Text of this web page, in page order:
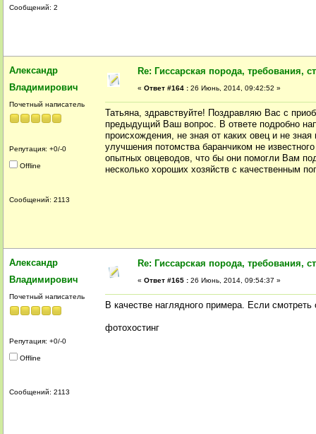
Сообщений: 2
Александр
Владимирович
Почетный написатель
Репутация: +0/-0
Offline
Сообщений: 2113
Re: Гиссарская порода, требования,
« Ответ #164 : 26 Июнь, 2014, 09:42:52 »
Татьяна, здравствуйте! Поздравляю Вас с
предыдущий Ваш вопрос. В ответе подробно
происхождения, не зная от каких овец и не
улучшения потомства баранчиком не
опытных овцеводов, что бы они помогли Вам
несколько хороших хозяйств с качественным
Александр
Владимирович
Почетный написатель
Репутация: +0/-0
Offline
Сообщений: 2113
Re: Гиссарская порода, требования,
« Ответ #165 : 26 Июнь, 2014, 09:54:37 »
В качестве наглядного примера. Если смотреть
фотохостинг